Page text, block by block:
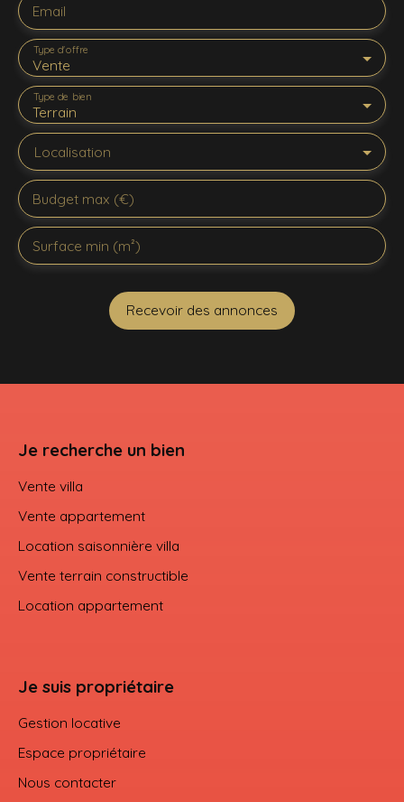
Email
Vente
Type d'offre
Terrain
Type de bien
Localisation
Budget max (€)
Surface min (m²)
Recevoir des annonces
Je recherche un bien
Vente villa
Vente appartement
Location saisonnière villa
Vente terrain constructible
Location appartement
Je suis propriétaire
Gestion locative
Espace propriétaire
Nous contacter